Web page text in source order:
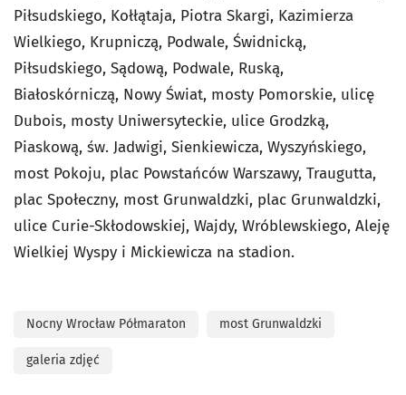
Piłsudskiego, Kołłątaja, Piotra Skargi, Kazimierza
Wielkiego, Krupniczą, Podwale, Świdnicką,
Piłsudskiego, Sądową, Podwale, Ruską,
Białoskórniczą, Nowy Świat, mosty Pomorskie, ulicę
Dubois, mosty Uniwersyteckie, ulice Grodzką,
Piaskową, św. Jadwigi, Sienkiewicza, Wyszyńskiego,
most Pokoju, plac Powstańców Warszawy, Traugutta,
plac Społeczny, most Grunwaldzki, plac Grunwaldzki,
ulice Curie-Skłodowskiej, Wajdy, Wróblewskiego, Aleję
Wielkiej Wyspy i Mickiewicza na stadion.
Nocny Wrocław Półmaraton most Grunwaldzki
galeria zdjęć